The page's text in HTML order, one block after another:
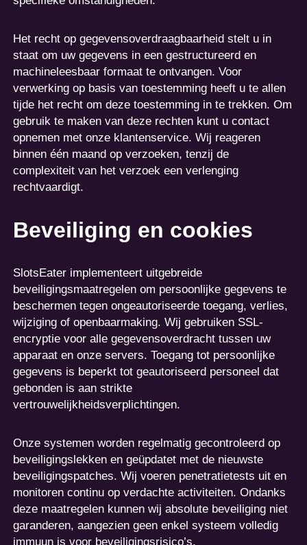
Het recht op gegevensoverdraagbaarheid stelt u in
staat om uw gegevens in een gestructureerd en
machineleesbaar formaat te ontvangen. Voor
verwerking op basis van toestemming heeft u te allen
tijde het recht om deze toestemming in te trekken. Om
gebruik te maken van deze rechten kunt u contact
opnemen met onze klantenservice. Wij reageren
binnen één maand op verzoeken, tenzij de
complexiteit van het verzoek een verlenging
rechtvaardigt.
Beveiliging en cookies
SlotsEater implementeert uitgebreide
beveiligingsmaatregelen om persoonlijke gegevens te
beschermen tegen ongeautoriseerde toegang, verlies,
wijziging of openbaarmaking. Wij gebruiken SSL-
encryptie voor alle gegevensoverdracht tussen uw
apparaat en onze servers. Toegang tot persoonlijke
gegevens is beperkt tot geautoriseerd personeel dat
gebonden is aan strikte
vertrouwelijkheidsverplichtingen.
Onze systemen worden regelmatig gecontroleerd op
beveiligingslekken en geüpdatet met de nieuwste
beveiligingspatches. Wij voeren penetratietests uit en
monitoren continu op verdachte activiteiten. Ondanks
deze maatregelen kunnen wij absolute beveiliging niet
garanderen, aangezien geen enkel systeem volledig
immuun is voor beveiligingsrisico’s.